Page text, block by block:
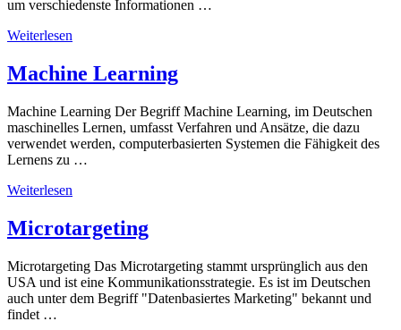
um verschiedenste Informationen …
Weiterlesen
Machine Learning
Machine Learning Der Begriff Machine Learning, im Deutschen
maschinelles Lernen, umfasst Verfahren und Ansätze, die dazu
verwendet werden, computerbasierten Systemen die Fähigkeit des
Lernens zu …
Weiterlesen
Microtargeting
Microtargeting Das Microtargeting stammt ursprünglich aus den
USA und ist eine Kommunikationsstrategie. Es ist im Deutschen
auch unter dem Begriff "Datenbasiertes Marketing" bekannt und
findet …